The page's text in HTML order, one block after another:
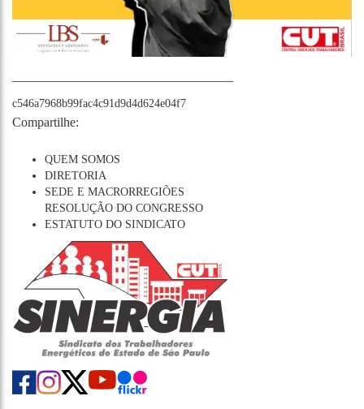
c546a7968b99fac4c91d9d4d624e04f7
Compartilhe:
QUEM SOMOS
DIRETORIA
SEDE E MACRORREGIÕES
RESOLUÇÃO DO CONGRESSO
ESTATUTO DO SINDICATO